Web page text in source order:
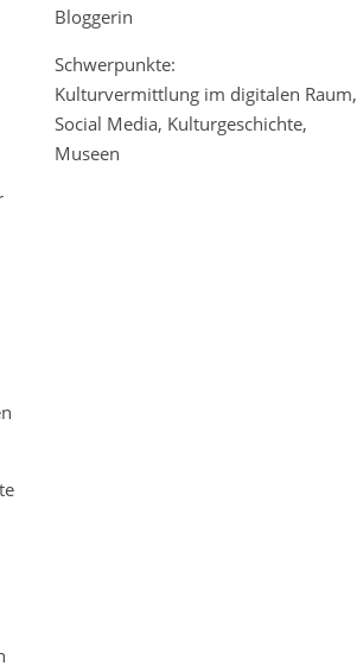
Bloggerin
Schwerpunkte:
Kulturvermittlung im digitalen Raum,
Social Media, Kulturgeschichte,
Museen